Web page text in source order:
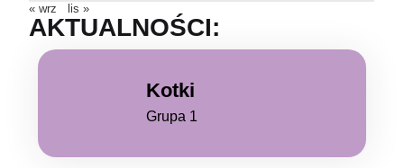
« wrz lis »
AKTUALNOŚCI:
Kotki
Grupa 1